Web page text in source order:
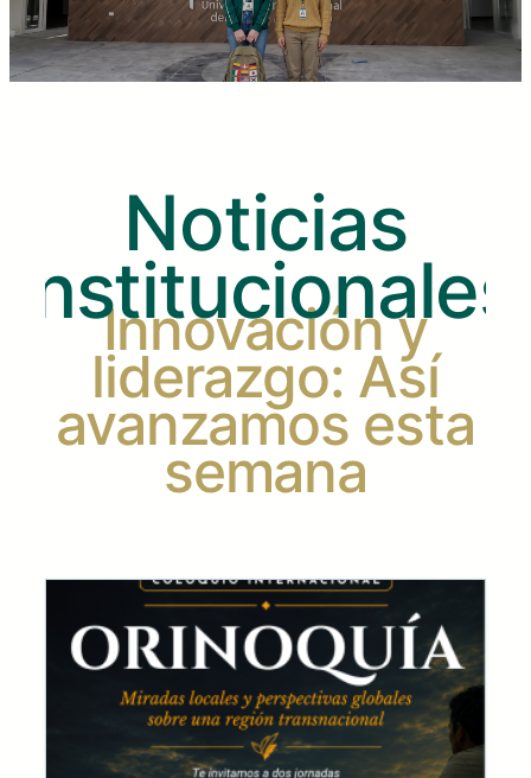
Innovación y
liderazgo: Así
avanzamos esta
semana
Noticias
Institucionales